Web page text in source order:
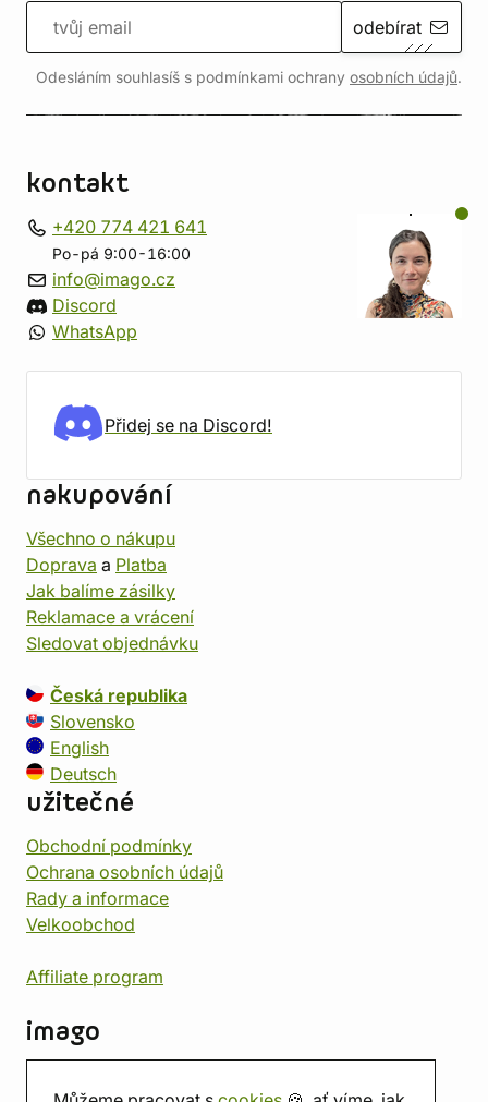
odebírat
Odesláním souhlasíš s podmínkami ochrany osobních údajů.
kontakt
+420 774 421 641
Po-pá 9:00-16:00
info@imago.cz
Discord
WhatsApp
Přidej se na Discord!
nakupování
Všechno o nákupu
Doprava a Platba
Jak balíme zásilky
Reklamace a vrácení
Sledovat objednávku
Česká republika
Slovensko
English
Deutsch
užitečné
Obchodní podmínky
Ochrana osobních údajů
Rady a informace
Velkoobchod
Affiliate program
imago